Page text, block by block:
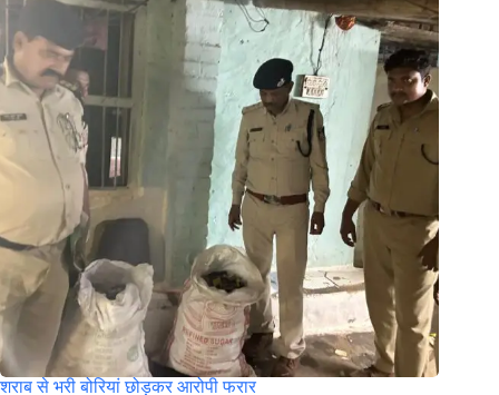
शराब से भरी बोरियां छोड़कर आरोपी फरार